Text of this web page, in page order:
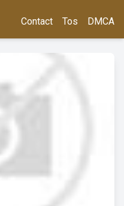
Contact Tos DMCA